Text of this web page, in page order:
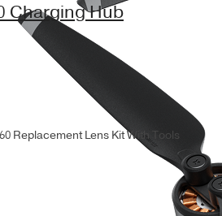
Charging Hub